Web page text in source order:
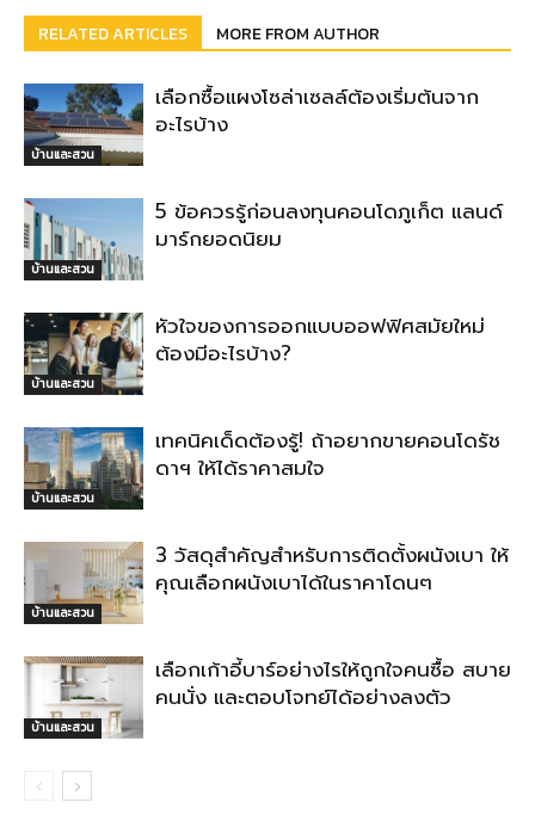
RELATED ARTICLES MORE FROM AUTHOR
บ้านและสวน
เลือกซื้อแผงโซล่าเซลล์ต้องเริ่มต้นจาก
อะไรบ้าง
บ้านและสวน
5 ข้อควรรู้ก่อนลงทุนคอนโดภูเก็ต แลนด์
มาร์กยอดนิยม
บ้านและสวน
หัวใจของการออกแบบออฟฟิศสมัยใหม่
ต้องมีอะไรบ้าง?
บ้านและสวน
เทคนิคเด็ดต้องรู้! ถ้าอยากขายคอนโดรัช
ดาฯ ให้ได้ราคาสมใจ
บ้านและสวน
3 วัสดุสำคัญสำหรับการติดตั้งผนังเบา ให้
คุณเลือกผนังเบาได้ในราคาโดนๆ
บ้านและสวน
เลือกเก้าอี้บาร์อย่างไรให้ถูกใจคนซื้อ สบาย
คนนั่ง และตอบโจทย์ได้อย่างลงตัว